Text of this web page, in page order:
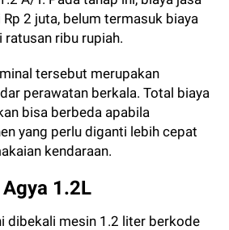
2 juta, belum termasuk biaya
ratusan ribu rupiah.
tersebut merupakan
perawatan berkala. Total biaya
bisa berbeda apabila
yang perlu diganti lebih cepat
kendaraan.
1.2L
dibekali mesin 1.2 liter berkode